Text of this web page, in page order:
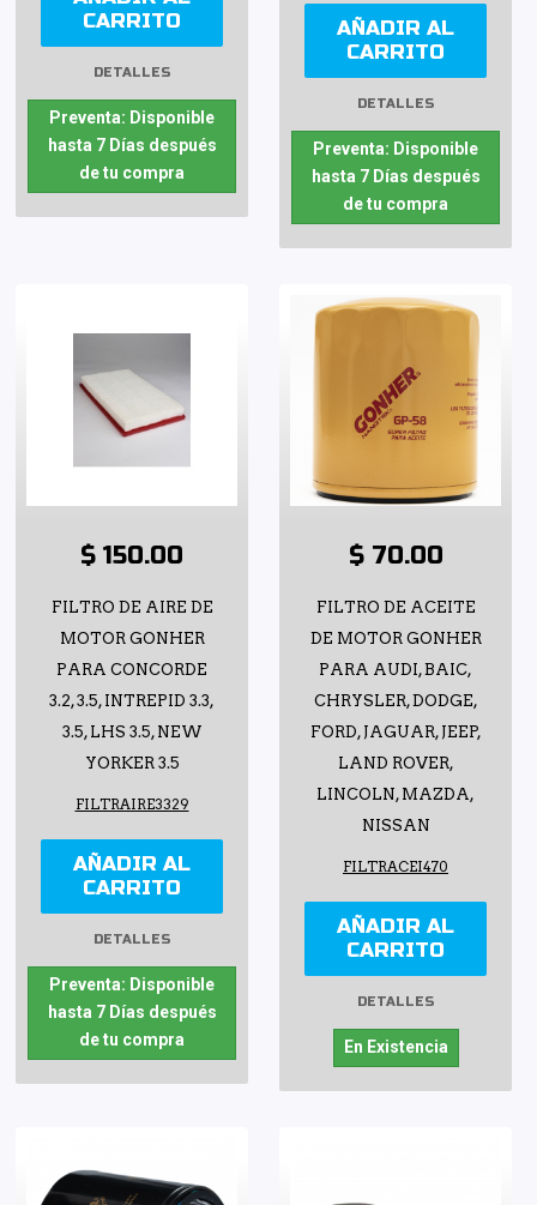
CARRITO
DETALLES
Preventa: Disponible
hasta 7 Días después
de tu compra
AÑADIR AL
CARRITO
DETALLES
Preventa: Disponible
hasta 7 Días después
de tu compra
$ 150.00
FILTRO DE AIRE DE
MOTOR GONHER
PARA CONCORDE
3.2, 3.5, INTREPID 3.3,
3.5, LHS 3.5, NEW
YORKER 3.5
FILTRAIRE3329
AÑADIR AL
CARRITO
DETALLES
Preventa: Disponible
hasta 7 Días después
de tu compra
$ 70.00
FILTRO DE ACEITE
DE MOTOR GONHER
PARA AUDI, BAIC,
CHRYSLER, DODGE,
FORD, JAGUAR, JEEP,
LAND ROVER,
LINCOLN, MAZDA,
NISSAN
FILTRACEI470
AÑADIR AL
CARRITO
DETALLES
En Existencia